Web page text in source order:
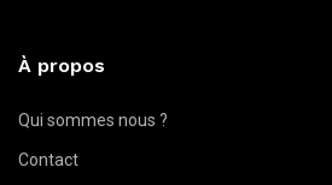
À propos
Qui sommes nous ?
Contact